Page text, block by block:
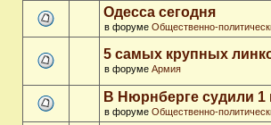
Одесса сегодня
в форуме Общественно-
5 самых крупных
в форуме Армия
В Нюрнберге судили 1
в форуме Общественно-